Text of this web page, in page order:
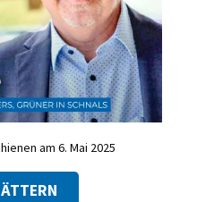
am 6. Mai 2025